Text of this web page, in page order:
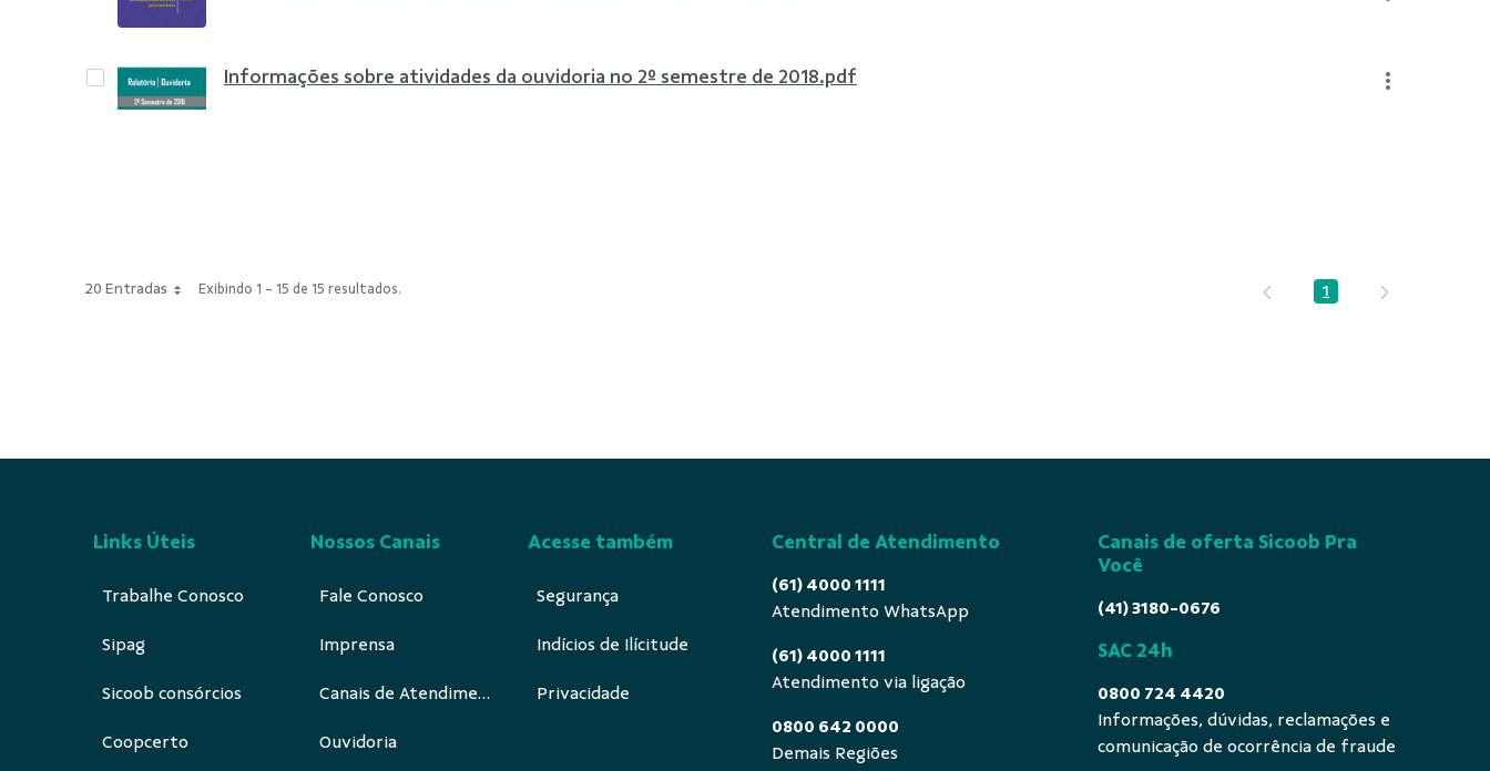
Informações sobre atividades da ouvidoria no 2º semestre de 2018.pdf
20 Entradas Exibindo 1 - 15 de 15 resultados. Página
1
Links Úteis
Trabalhe Conosco
Sipag
Sicoob consórcios
Coopcerto
Nossos Canais
Fale Conosco
Imprensa
Canais de Atendimento
Ouvidoria
Acesse também
Segurança
Indícios de Ilícitude
Privacidade
Central de Atendimento
(61) 4000 1111
Atendimento WhatsApp
(61) 4000 1111
Atendimento via ligação
0800 642 0000
Demais Regiões
Canais de oferta Sicoob Pra
Você
(41) 3180-0676
SAC 24h
0800 724 4420
Informações, dúvidas, reclamações e
comunicação de ocorrência de fraude